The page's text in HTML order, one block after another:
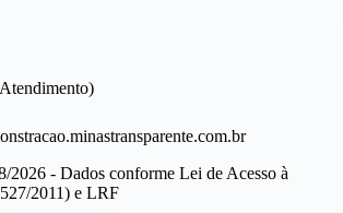
.minastransparente.com.br
2026 - Dados conforme Lei de Acesso à
2011) e LRF